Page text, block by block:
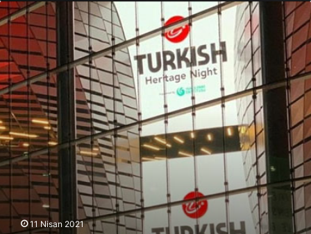
NBA’de,
Yunus
Emre
Enstitüsünün
katkılarıyla
Türkiye
gecesi
yapıldı
11 Nisan 2021